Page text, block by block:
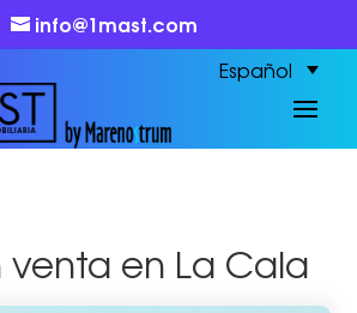
info@1mast.com
Español
venta en La Cala